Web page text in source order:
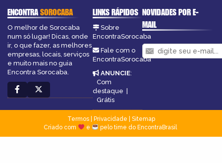
ENCONTRASOROCABA
O melhor de Sorocaba
num só lugar! Dicas, onde
ir, o que fazer, as melhores
empresas, locais, serviços
e muito mais no guia
Encontra Sorocaba.
LINKS RÁPIDOS
Sobre
EncontraSorocaba
Fale com o
EncontraSorocaba
ANUNCIE:
Com
destaque |
Grátis
NOVIDADES POR E-
MAIL
Termos| Privacidade
Sitemap
Criado com
e pelo time do EncontraBrasil